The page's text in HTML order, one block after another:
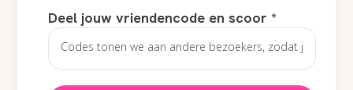
Deel jouw vriendencode en scoor*